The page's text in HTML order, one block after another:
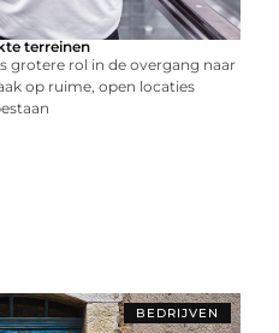
terreinen
grotere rol in de overgang naar
op ruime, open locaties
BEDRIJVEN